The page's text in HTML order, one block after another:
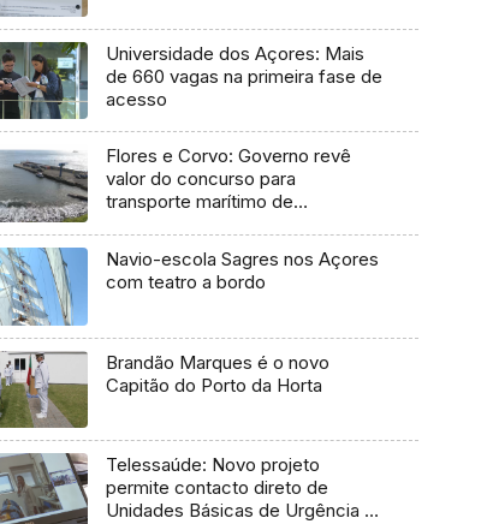
Universidade dos Açores: Mais
de 660 vagas na primeira fase de
acesso
Flores e Corvo: Governo revê
valor do concurso para
transporte marítimo de
Navio-escola Sagres nos Açores
com teatro a bordo
Brandão Marques é o novo
Capitão do Porto da Horta
Telessaúde: Novo projeto
permite contacto direto de
Unidades Básicas de Urgência e